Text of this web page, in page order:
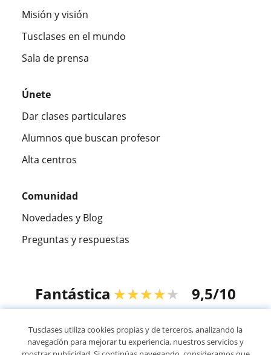
Misión y visión
Tusclases en el mundo
Sala de prensa
Únete
Dar clases particulares
Alumnos que buscan profesor
Alta centros
Comunidad
Novedades y Blog
Preguntas y respuestas
Fantástica ★★★★★ 9,5/10
Tusclases utiliza cookies propias y de terceros, analizando la
navegación para mejorar tu experiencia, nuestros servicios y